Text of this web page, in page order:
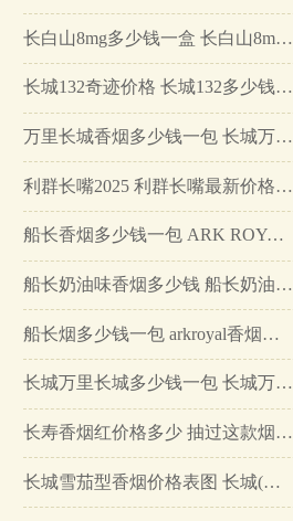
长白山8mg多少钱一盒 长白山8mg价格2025…
长城132奇迹价格 长城132多少钱一盒钱…
万里长城香烟多少钱一包 长城万里长城香烟价格表图一览…
利群长嘴2025 利群长嘴最新价格…
船长香烟多少钱一包 ARK ROYAL(船长)香烟价格表图…
船长奶油味香烟多少钱 船长奶油味香烟真假鉴别介绍…
船长烟多少钱一包 arkroyal香烟价格排行榜…
长城万里长城多少钱一包 长城万里长城口感及参数介绍…
长寿香烟红价格多少 抽过这款烟你就是老烟腔…
长城雪茄型香烟价格表图 长城(万里长城)雪茄多少钱一盒(40元)…